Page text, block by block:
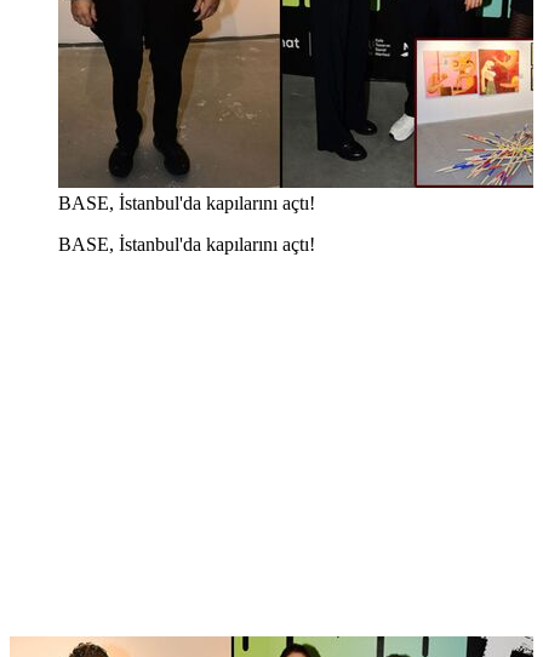
BASE, İstanbul'da kapılarını açtı!
BASE, İstanbul'da kapılarını açtı!